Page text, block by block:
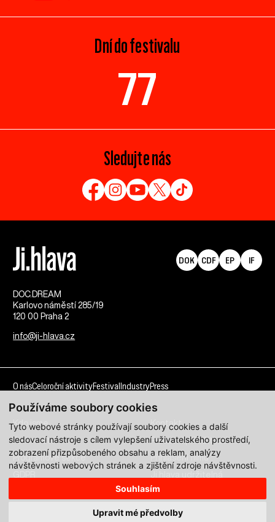
Používáme soubory cookies
Tyto webové stránky používají soubory cookies a další
sledovací nástroje s cílem vylepšení uživatelského prostředí,
zobrazení přizpůsobeného obsahu a reklam, analýzy
návštěvnosti webových stránek a zjištění zdroje návštěvnosti.
Souhlasím
Upravit mé předvolby
Dní do festivalu
77
Sledujte nás
DOC.DREAM​
Karlovo náměstí 285/19
120 00 Praha 2
info@ji-hlava.cz
DOK CDF EP IF
O násCeloroční aktivityFestival IndustryPress
Kdo jsme
Kontakt
Partnerství
Pracovní příležitosti
Programové sekce
Přihlášení filmu
Všechna práva vyhrazena DOC.DREAM services s. r. o.
Zásady zpracování osobních údajů pro MFDF Ji.hlava zde